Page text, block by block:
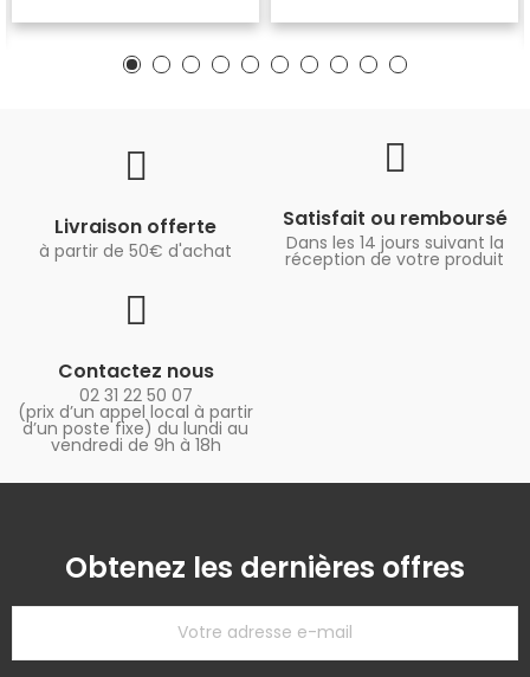
Livraison offerte
à partir de 50€ d'achat
Satisfait ou remboursé
Dans les 14 jours suivant la
réception de votre produit
Contactez nous
02 31 22 50 07
(prix d’un appel local à partir
d’un poste fixe) du lundi au
vendredi de 9h à 18h
Obtenez les dernières offres